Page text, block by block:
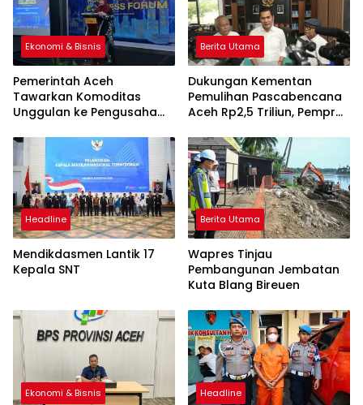
Ekonomi & Bisnis
Pemerintah Aceh
Tawarkan Komoditas
Unggulan ke Pengusaha
Berita Utama
Dukungan Kementan
Pemulihan Pascabencana
Aceh Rp2,5 Triliun, Pemprov
Headline
Mendikdasmen Lantik 17
Kepala SNT
Berita Utama
Wapres Tinjau
Pembangunan Jembatan
Kuta Blang Bireuen
Ekonomi & Bisnis Headline